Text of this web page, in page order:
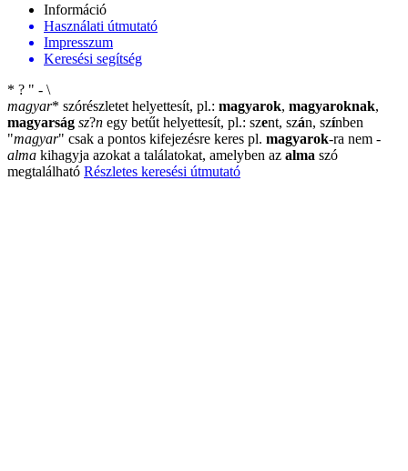
Információ
Használati útmutató
Impresszum
Keresési segítség
* ? " - \
magyar* szórészletet helyettesít, pl.: magyarok, magyaroknak,
magyarság sz?n egy betűt helyettesít, pl.: szent, szán, színben
"magyar" csak a pontos kifejezésre keres pl. magyarok-ra nem -
alma kihagyja azokat a találatokat, amelyben az alma szó
megtalálható Részletes keresési útmutató